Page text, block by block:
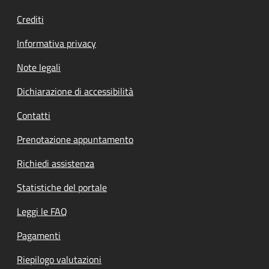
Crediti
Informativa privacy
Note legali
Dichiarazione di accessibilità
Contatti
Prenotazione appuntamento
Richiedi assistenza
Statistiche del portale
Leggi le FAQ
Pagamenti
Riepilogo valutazioni